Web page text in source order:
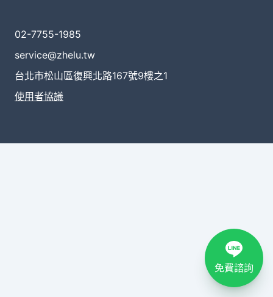
02-7755-1985
service@zhelu.tw
台北市松山區復興北路167號9樓之1
使用者協議
免費諮詢